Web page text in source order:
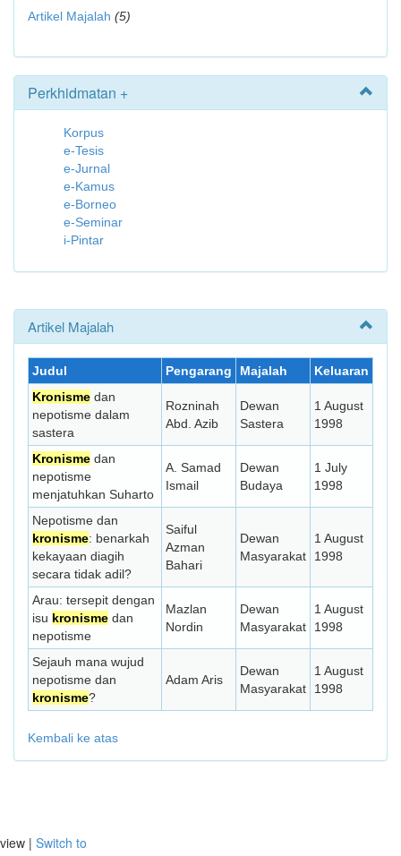
Artikel Majalah (5)
Perkhidmatan +
Korpus
e-Tesis
e-Jurnal
e-Kamus
e-Borneo
e-Seminar
i-Pintar
Artikel Majalah
Judul Pengarang Majalah
Keluaran
Kronisme dan
nepotisme dalam
sastera
Rozninah
Abd. Azib
Dewan
Sastera
1 August
1998
Kronisme dan
nepotisme
menjatuhkan Suharto
A. Samad
Ismail
Dewan
Budaya
1 July
1998
Nepotisme dan
kronisme: benarkah
kekayaan diagih
secara tidak adil?
Saiful
Azman
Bahari
Dewan
Masyarakat
1 August
1998
Arau: tersepit dengan
isu kronisme dan
nepotisme
Mazlan
Nordin
Dewan
Masyarakat
1 August
1998
Sejauh mana wujud
nepotisme dan
kronisme?
Adam Aris
Dewan
Masyarakat
1 August
1998
Kembali ke atas
view | Switch to